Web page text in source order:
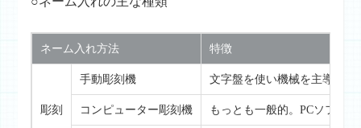
ネーム入れ方法 特徴
彫刻
手動彫刻機 文字盤を使い機械を主導で
コンピューター彫刻機 もっとも一般的。PCソフト